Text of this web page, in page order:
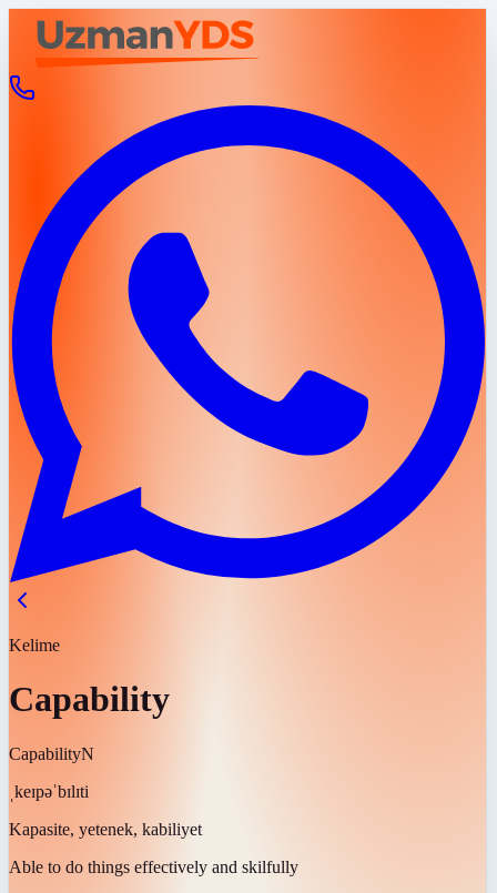
Kelime
Capability
CapabilityN
ˌkeɪpəˈbɪlɪti
Kapasite, yetenek, kabiliyet
Able to do things effectively and skilfully